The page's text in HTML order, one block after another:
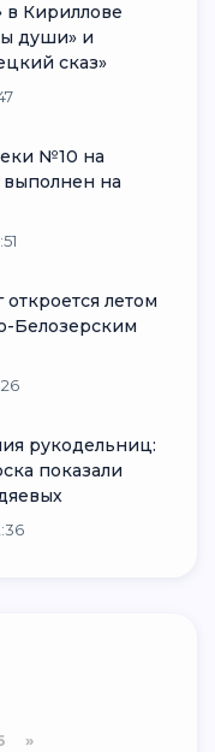
души» и
сказ»
на
Белозерским
показали
»